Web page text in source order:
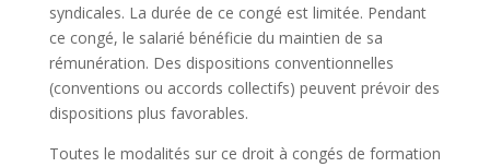
syndicales. La durée de ce congé est limitée. Pendant
ce congé, le salarié bénéficie du maintien de sa
rémunération. Des dispositions conventionnelles
(conventions ou accords collectifs) peuvent prévoir des
dispositions plus favorables.
Toutes le modalités sur ce droit à congés de formation